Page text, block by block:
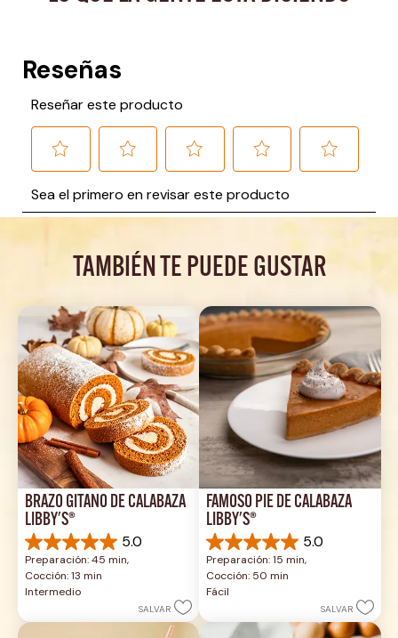
TAMBIÉN TE PUEDE GUSTAR
BRAZO GITANO DE CALABAZA
LIBBY'S®
5.0
5.0
de
5
estrellas.
reseña
Preparación: 45 min,
Cocción: 13 min
Intermedio
SALVAR
FAMOSO PIE DE CALABAZA
LIBBY'S®
5.0
5.0
de
5
estrellas.
reseñas
Preparación: 15 min,
Cocción: 50 min
Fácil
SALVAR